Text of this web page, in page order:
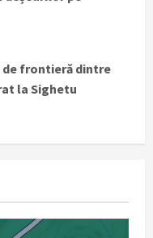
de frontieră dintre
la Sighetu